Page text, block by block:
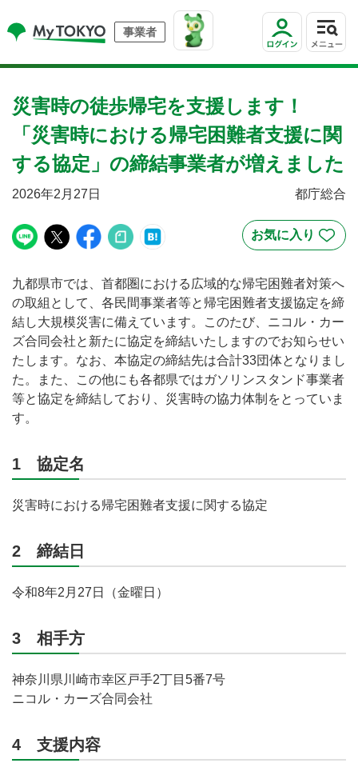
事業者
災害時の徒歩帰宅を支援します！
「災害時における帰宅困難者支援に関
する協定」の締結事業者が増えました
2026年2月27日 都庁総合
九都県市では、首都圏における広域的な帰宅困難者対策へ
の取組として、各民間事業者等と帰宅困難者支援協定を締
結し大規模災害に備えています。このたび、ニコル・カー
ズ合同会社と新たに協定を締結いたしますのでお知らせい
たします。なお、本協定の締結先は合計33団体となりまし
た。また、この他にも各都県ではガソリンスタンド事業者
等と協定を締結しており、災害時の協力体制をとっていま
す。
1 協定名
災害時における帰宅困難者支援に関する協定
2 締結日
令和8年2月27日（金曜日）
3 相手方
神奈川県川崎市幸区戸手2丁目5番7号
ニコル・カーズ合同会社
4 支援内容